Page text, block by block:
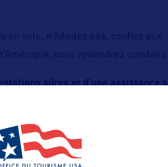
solo, n’hésitez pas, confiez aux
vous reviendrez comblés
sûres et d’une assistance